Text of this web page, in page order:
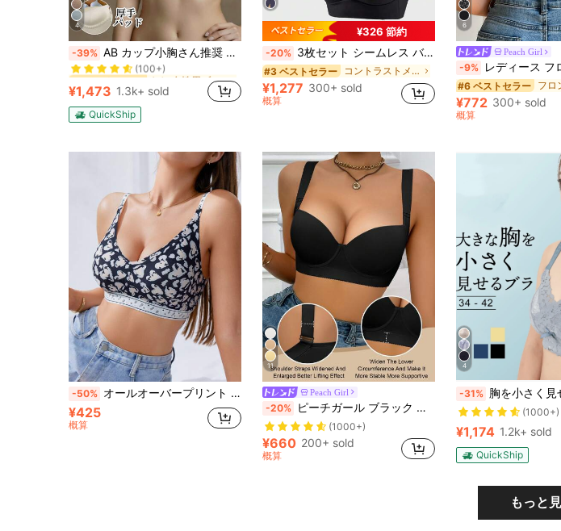
4
-39% AB カップ小胸さん推奨 超厚パッド シームレス ノンワイヤー 超盛りブラ 綺麗な谷間メイク ボリュームアップ 補正効果抜群 ズレない安定フィット 締め付け感ゼロ 痛くない 快適ブラジャー
#3 ベストセラー
なし 女性用ブラジャーとブラレット
(100+)
#3 ベストセラー
(100+)
#3 ベストセラー
(100+)
#3 ベストセラー
なし 女性用ブラジャーとブラレット
(100+)
¥1,473 1.3k+ sold
QuickShip
¥326 節約
-20% 3枚セット シームレス バックレス キャミソールブラ、ワイヤレススポーツブラ、セクシーアンダーシャツブラ
#3 ベストセラー コントラストメッシュ 女性用ブラジャーとブラレット
¥1,277 300+ sold
概算
6
Peach Girl
-9% レディース フロントホック レース アンダーワイヤー プッシュアップブラ、美しいバックデザイン、通気性 &
#6 ベストセラー
¥772 300+ sold
概算
-50% オールオーバープリント レターテープブラレット
¥425
概算
11
Peach Girl
-20% ピーチガール ブラック 快適ブラ、女性用下着、リフトアップ&サポートブラ、日常着用に適し、一日中快適
(1000+)
¥660 200+ sold
概算
4
-31% 胸を小さく見せるブラ 小さく 見せる 大きな胸を小さく見せる ブラ さらし ブ
(1000+)
¥1,174 1.2k+ sold
QuickShip
もっと